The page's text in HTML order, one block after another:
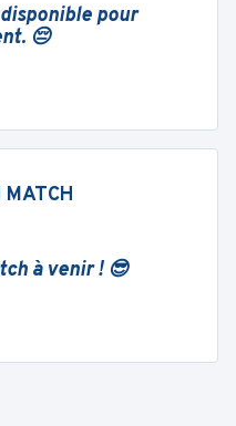
pour
😔
MATCH
à venir ! 😎